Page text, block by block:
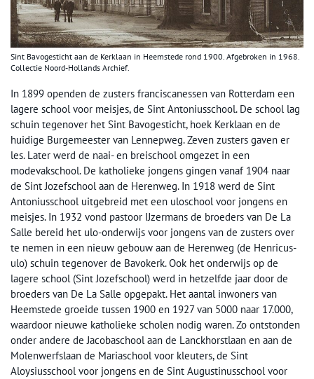
Sint Bavogesticht aan de Kerklaan in Heemstede rond 1900. Afgebroken in 1968.
Collectie Noord-Hollands Archief.
In 1899 openden de zusters franciscanessen van Rotterdam een
lagere school voor meisjes, de Sint Antoniusschool. De school lag
schuin tegenover het Sint Bavogesticht, hoek Kerklaan en de
huidige Burgemeester van Lennepweg. Zeven zusters gaven er
les. Later werd de naai- en breischool omgezet in een
modevakschool. De katholieke jongens gingen vanaf 1904 naar
de Sint Jozefschool aan de Herenweg. In 1918 werd de Sint
Antoniusschool uitgebreid met een uloschool voor jongens en
meisjes. In 1932 vond pastoor IJzermans de broeders van De La
Salle bereid het ulo-onderwijs voor jongens van de zusters over
te nemen in een nieuw gebouw aan de Herenweg (de Henricus-
ulo) schuin tegenover de Bavokerk. Ook het onderwijs op de
lagere school (Sint Jozefschool) werd in hetzelfde jaar door de
broeders van De La Salle opgepakt. Het aantal inwoners van
Heemstede groeide tussen 1900 en 1927 van 5000 naar 17.000,
waardoor nieuwe katholieke scholen nodig waren. Zo ontstonden
onder andere de Jacobaschool aan de Lanckhorstlaan en aan de
Molenwerfslaan de Mariaschool voor kleuters, de Sint
Aloysiusschool voor jongens en de Sint Augustinusschool voor